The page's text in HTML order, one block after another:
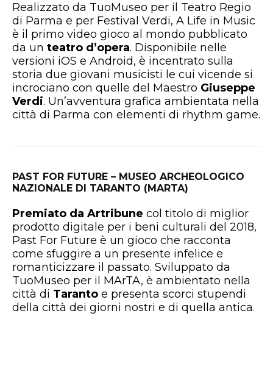
Realizzato da TuoMuseo per il Teatro Regio
di Parma e per Festival Verdi, A Life in Music
è il primo video gioco al mondo pubblicato
da un teatro d’opera. Disponibile nelle
versioni iOS e Android, è incentrato sulla
storia due giovani musicisti le cui vicende si
incrociano con quelle del Maestro Giuseppe
Verdi. Un’avventura grafica ambientata nella
città di Parma con elementi di rhythm game.
PAST FOR FUTURE – MUSEO ARCHEOLOGICO
NAZIONALE DI TARANTO (MARTA)
Premiato da Artribune col titolo di miglior
prodotto digitale per i beni culturali del 2018,
Past For Future è un gioco che racconta
come sfuggire a un presente infelice e
romanticizzare il passato. Sviluppato da
TuoMuseo per il MArTA, è ambientato nella
città di Taranto e presenta scorci stupendi
della città dei giorni nostri e di quella antica.